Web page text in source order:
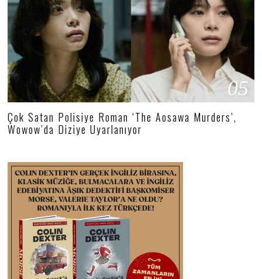
05
Çok Satan Polisiye Roman ‘The Aosawa Murders’,
Wowow’da Diziye Uyarlanıyor